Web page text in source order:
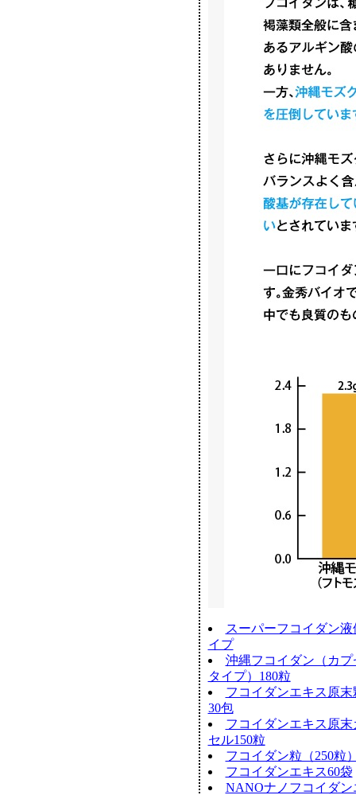
スーパーフコイダン液
イプ
沖縄フコイダン（カプ
タイプ）180粒
フコイダンエキス原末
30包
フコイダンエキス原末
セル150粒
フコイダン粒（250粒
フコイダンエキス60袋
NANOナノフコイダン